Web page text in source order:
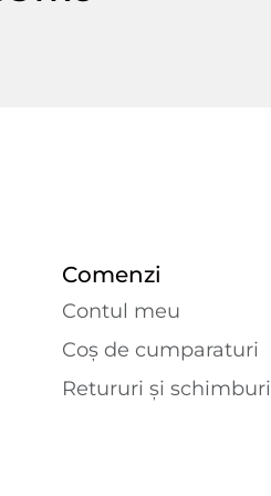
Comenzi
Contul meu
Coș de cumparaturi
Retururi și schimburi